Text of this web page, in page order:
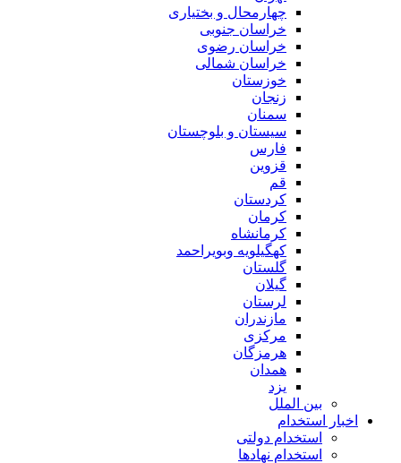
چهارمحال و بختیاری
خراسان جنوبی
خراسان رضوی
خراسان شمالی
خوزستان
زنجان
سمنان
سیستان و بلوچستان
فارس
قزوین
قم
کردستان
کرمان
کرمانشاه
کهگیلویه وبویراحمد
گلستان
گیلان
لرستان
مازندران
مرکزی
هرمزگان
همدان
یزد
بین الملل
اخبار استخدام
استخدام دولتی
استخدام نهادها